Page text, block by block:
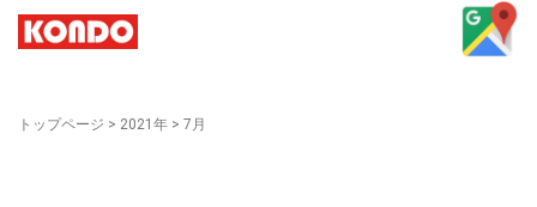
トップページ > 2021年 > 7月